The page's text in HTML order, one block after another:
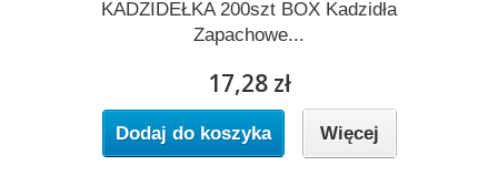
KADZIDEŁKA 200szt BOX Kadzidła
Zapachowe...
17,28 zł
Dodaj do koszyka Więcej